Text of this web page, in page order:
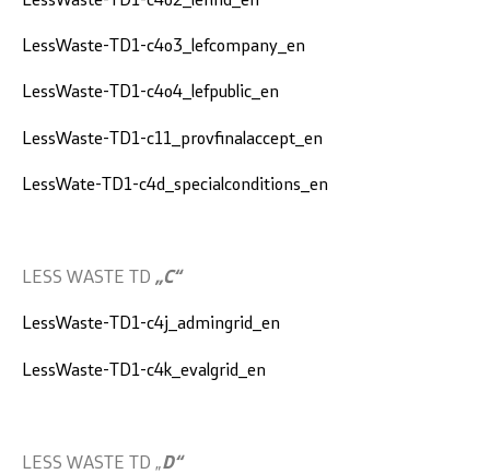
LessWaste-TD1-c4o3_lefcompany_en
LessWaste-TD1-c4o4_lefpublic_en
LessWaste-TD1-c11_provfinalaccept_en
LessWate-TD1-c4d_specialconditions_en
LESS WASTE TD „C“
LessWaste-TD1-c4j_admingrid_en
LessWaste-TD1-c4k_evalgrid_en
LESS WASTE TD „D“